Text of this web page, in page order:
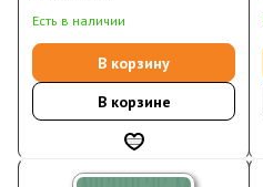
Есть в наличии
В корзину
В корзине